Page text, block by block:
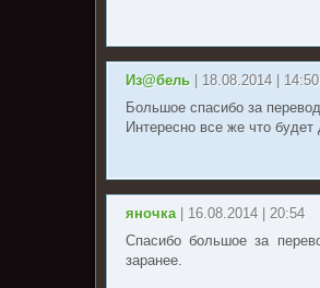
Из@бель | 18.08.2014 | 14:50
Большое спасибо за
Интересно все же что
яночка | 16.08.2014 | 20:54
Спасибо большое за
заранее.